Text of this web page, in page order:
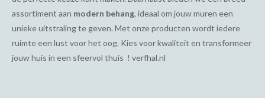
assortiment aan modern behang, ideaal om jouw muren een
unieke uitstraling te geven. Met onze producten wordt iedere
ruimte een lust voor het oog. Kies voor kwaliteit en transformeer
jouw huis in een sfeervol thuis ! verfhal.nl